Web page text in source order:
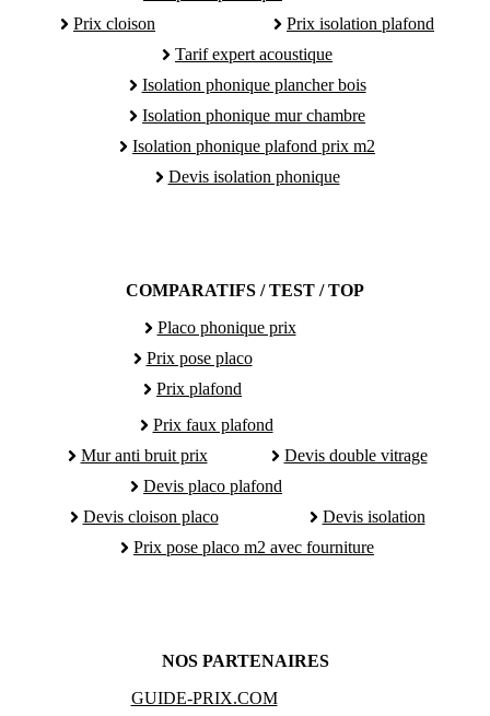
Prix cloison
Prix isolation plafond
Tarif expert acoustique
Isolation phonique plancher bois
Isolation phonique mur chambre
Isolation phonique plafond prix m2
Devis isolation phonique
COMPARATIFS / TEST / TOP
Placo phonique prix
Prix pose placo
Prix plafond
Prix faux plafond
Mur anti bruit prix
Devis double vitrage
Devis placo plafond
Devis cloison placo
Devis isolation
Prix pose placo m2 avec fourniture
NOS PARTENAIRES
GUIDE-PRIX.COM